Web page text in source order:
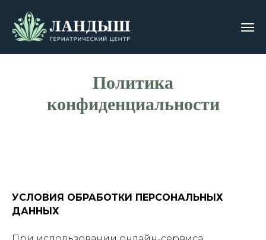
Политика
конфиденциальности
УСЛОВИЯ ОБРАБОТКИ ПЕРСОНАЛЬНЫХ
ДАННЫХ